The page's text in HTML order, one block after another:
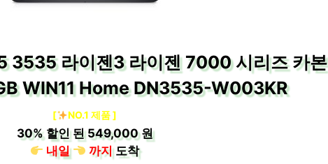
3535 라이젠3 라이젠 7000 시리즈 카본
WIN11 Home DN3535-W003KR
[ NO.1 제품 ]
30%할인 된549,000 원
내일
까지도착